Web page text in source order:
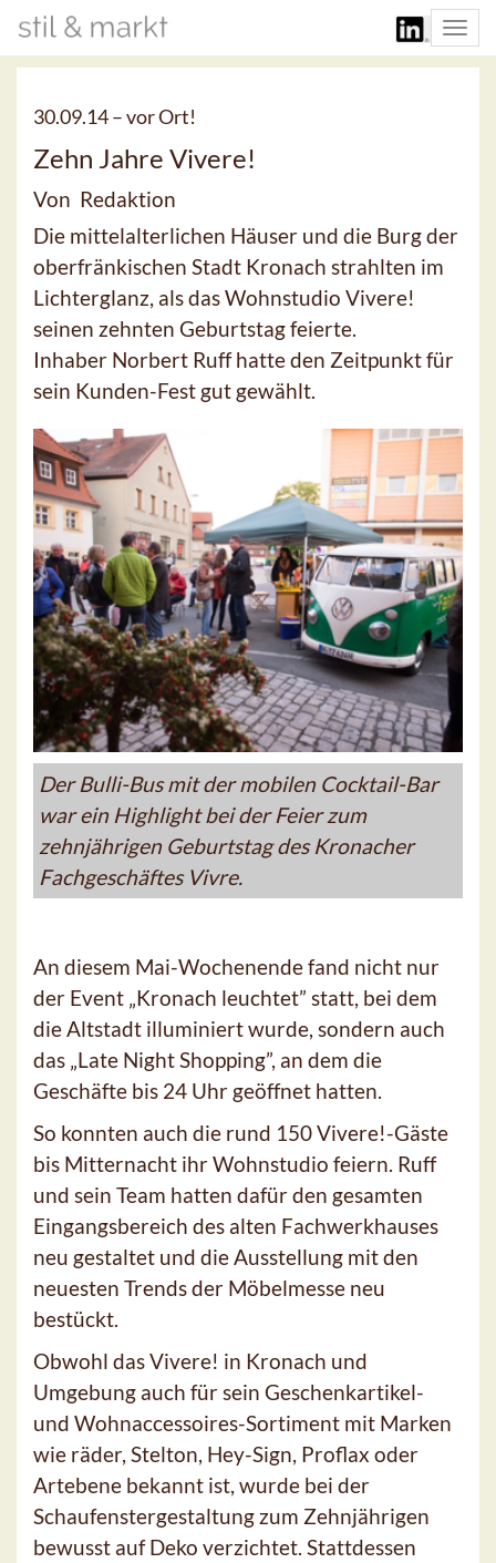
30.09.14 –vor Ort!
Zehn Jahre Vivere!
Von Redaktion
Die mittelalterlichen Häuser und die Burg der
oberfränkischen Stadt Kronach strahlten im
Lichterglanz, als das Wohnstudio Vivere!
seinen zehnten Geburtstag feierte.
Inhaber Norbert Ruff hatte den Zeitpunkt für
sein Kunden-Fest gut gewählt.
Der Bulli-Bus mit der mobilen Cocktail-Bar
war ein Highlight bei der Feier zum
zehnjährigen Geburtstag des Kronacher
Fachgeschäftes Vivre.
An diesem Mai-Wochenende fand nicht nur
der Event „Kronach leuchtet” statt, bei dem
die Altstadt illuminiert wurde, sondern auch
das „Late Night Shopping”, an dem die
Geschäfte bis 24 Uhr geöffnet hatten.
So konnten auch die rund 150 Vivere!-Gäste
bis Mitternacht ihr Wohnstudio feiern. Ruff
und sein Team hatten dafür den gesamten
Eingangsbereich des alten Fachwerkhauses
neu gestaltet und die Ausstellung mit den
neuesten Trends der Möbelmesse neu
bestückt.
Obwohl das Vivere! in Kronach und
Umgebung auch für sein Geschenkartikel-
und Wohnaccessoires-Sortiment mit Marken
wie räder, Stelton, Hey-Sign, Proflax oder
Artebene bekannt ist, wurde bei der
Schaufenstergestaltung zum Zehnjährigen
bewusst auf Deko verzichtet. Stattdessen